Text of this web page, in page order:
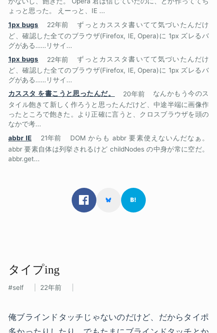
ょっと思った。 えーっと、IE ...
1px bugs
22年前
ずっとカススタ書いてて気づいたんだけ
ど、確認した全てのブラウザ(Firefox, IE, Opera)に 1px ズレるバ
グがある……リサイ...
1px bugs
22年前
ずっとカススタ書いてて気づいたんだけ
ど、確認した全てのブラウザ(Firefox, IE, Opera)に 1px ズレるバ
グがある……リサイ...
カススタ を書こうと思ったんだ。
20年前
なんかもう今のス
タイル飽きて新しく作ろうと思ったんだけど、中途半端に画像作
ったところで飽きた。より正確に言うと、クロスブラウザを頭の
なかで考...
abbr IE
21年前
DOM からも abbr 要素使えないんだなぁ。
abbr 要素自体は列挙されるけど childNodes の中身が常に空だ。
abbr.get...
タイプing
self 22年前
俺ブラインドタッチじゃないのだけど、だからタイポ